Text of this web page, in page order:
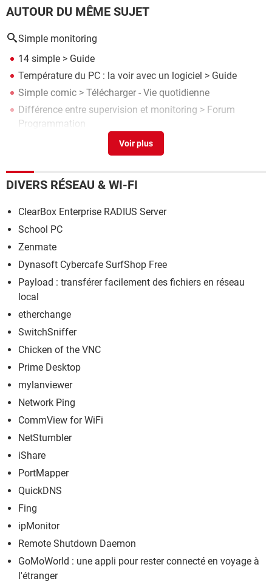
AUTOUR DU MÊME SUJET
Simple monitoring
14 simple > Guide
Température du PC : la voir avec un logiciel > Guide
Simple comic > Télécharger - Vie quotidienne
Différence entre supervision et monitoring > Forum
Programmation
> Guide
DIVERS RÉSEAU & WI-FI
ClearBox Enterprise RADIUS Server
School PC
Zenmate
Dynasoft Cybercafe SurfShop Free
Payload : transférer facilement des fichiers en réseau
local
etherchange
SwitchSniffer
Chicken of the VNC
Prime Desktop
mylanviewer
Network Ping
CommView for WiFi
NetStumbler
iShare
PortMapper
QuickDNS
Fing
ipMonitor
Remote Shutdown Daemon
GoMoWorld : une appli pour rester connecté en voyage à
l'étranger